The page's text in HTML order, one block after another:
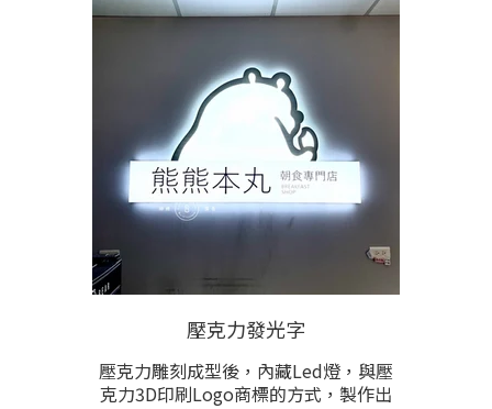
所應用。尺寸，顏色，圖文內容，能
特殊弧面型外牆上安裝招牌時。是最
適宜之選擇。
壓克力發光字
壓克力雕刻成型後，內藏Led燈，與壓
克力3D印刷Logo商標的方式，製作出